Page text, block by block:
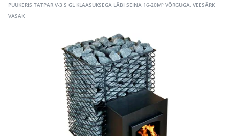
PUUKERIS TATPAR V-3 S GL KLAASUKSEGA LÄBI SEINA 16-20M³ VÕRGUGA, VEESÄRK
VASAK